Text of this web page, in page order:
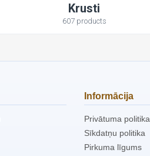
Krusti
607 products
Informācija
Privātuma politika
Sīkdatņu politika
Pirkuma līgums